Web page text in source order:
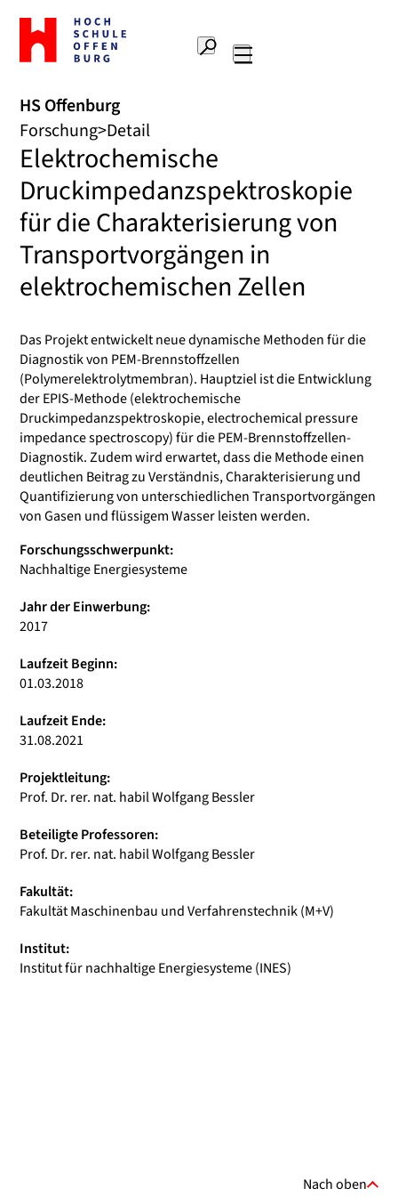
Zur
Startseite
Hochschule
Suche
HS Offenburg
Forschung Detail
Elektrochemische
Druckimpedanzspektroskopie
für die Charakterisierung von
Transportvorgängen in
elektrochemischen Zellen
Das Projekt entwickelt neue dynamische Methoden für die
Diagnostik von PEM-Brennstoffzellen
(Polymerelektrolytmembran). Hauptziel ist die Entwicklung
der EPIS-Methode (elektrochemische
Druckimpedanzspektroskopie, electrochemical pressure
impedance spectroscopy) für die PEM-Brennstoffzellen-
Diagnostik. Zudem wird erwartet, dass die Methode einen
deutlichen Beitrag zu Verständnis, Charakterisierung und
Quantifizierung von unterschiedlichen Transportvorgängen
von Gasen und flüssigem Wasser leisten werden.
Forschungsschwerpunkt:
Nachhaltige Energiesysteme
Jahr der Einwerbung:
2017
Laufzeit Beginn:
01.03.2018
Laufzeit Ende:
31.08.2021
Projektleitung:
Prof. Dr. rer. nat. habil Wolfgang Bessler
Beteiligte Professoren:
Prof. Dr. rer. nat. habil Wolfgang Bessler
Fakultät:
Fakultät Maschinenbau und Verfahrenstechnik (M+V)
Institut:
Institut für nachhaltige Energiesysteme (INES)
Nach oben